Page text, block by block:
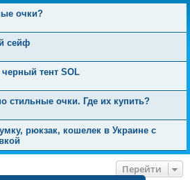
очки?
сейф
тент SOL
стильные очки. Где их купить?
рюкзак, кошелек в Украине с
Перейти